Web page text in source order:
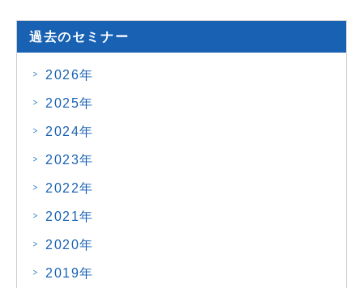
過去のセミナー
2026年
2025年
2024年
2023年
2022年
2021年
2020年
2019年